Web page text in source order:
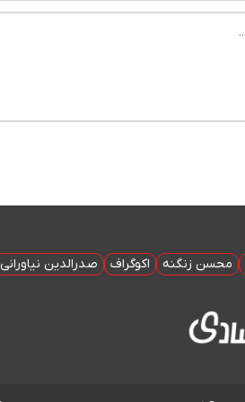
محسن زنگنه اکوگراف صدرالدین نیاورانی